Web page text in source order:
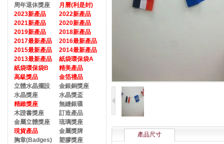
周年退休獎座
月曆(利是封)
2023新產品
2022新產品
2021新產品
2020新產品
2019新產品
2018新產品
2017最新產品
2016最新產品
2015最新產品
2014最新產品
2013最新產品
紙袋環保袋A
紙袋環保袋B
精美產品
高級獎品
金箔禮品
立體水晶擺設
金銀銅獎座
水晶獎座
水晶獎盃
精緻獎座
無縫銀碟
木證書獎座
訂造產品
金屬立體獎座
琉璃獎座
現貨產品
金屬獎牌
胸章(Badges)
塑膠獎座
產品尺寸